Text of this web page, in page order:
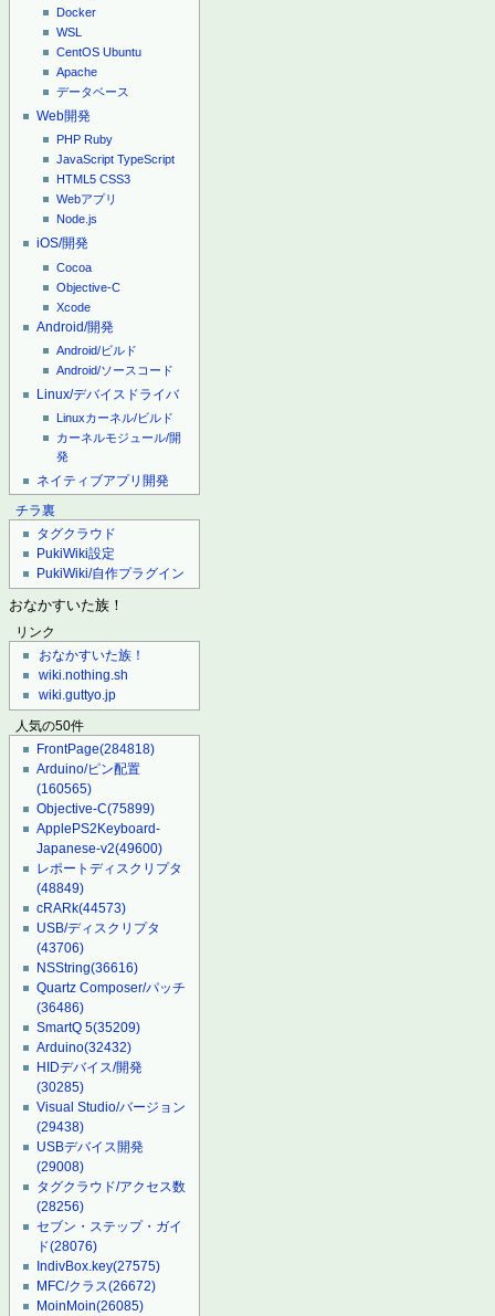
Docker
WSL
CentOS Ubuntu
Apache
データベース
Web開発
PHP Ruby
JavaScript TypeScript
HTML5 CSS3
Webアプリ
Node.js
iOS/開発
Cocoa
Objective-C
Xcode
Android/開発
Android/ビルド
Android/ソースコード
Linux/デバイスドライバ
Linuxカーネル/ビルド
カーネルモジュール/開
発
ネイティブアプリ開発
チラ裏
タグクラウド
PukiWiki設定
PukiWiki/自作プラグイン
おなかすいた族！
リンク
おなかすいた族！
wiki.nothing.sh
wiki.guttyo.jp
人気の50件
FrontPage(284818)
Arduino/ピン配置
(160565)
Objective-C(75899)
ApplePS2Keyboard-
Japanese-v2(49600)
レポートディスクリプタ
(48849)
cRARk(44573)
USB/ディスクリプタ
(43706)
NSString(36616)
Quartz Composer/パッチ
(36486)
SmartQ 5(35209)
Arduino(32432)
HIDデバイス/開発
(30285)
Visual Studio/バージョン
(29438)
USBデバイス開発
(29008)
タグクラウド/アクセス数
(28256)
セブン・ステップ・ガイ
ド(28076)
IndivBox.key(27575)
MFC/クラス(26672)
MoinMoin(26085)